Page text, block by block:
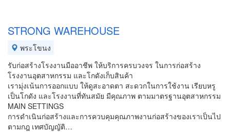
STRONG WAREHOUSE
พระโขนง
รับก่อสร้างโรงงานมืออาชีพ ให้บริการครบวงจร ในการก่อสร้าง
โรงงานอุตสาหกรรม และโกดังเก็บสินค้า
เรามุ่งเน้นการออกแบบ ให้ดูสะอาดตา สะดวกในการใช้งาน เรียบหรู
เป็นโกดัง และโรงงานที่ทันสมัย มีคุณภาพ ตามมาตรฐานอุตสาหกรรม
MAIN SETTINGS
การดำเนินก่อสร้างและการควบคุมคุณภาพงานก่อสร้างของเราเป็นไป
ตามกฎ เทศบัญญัติ…